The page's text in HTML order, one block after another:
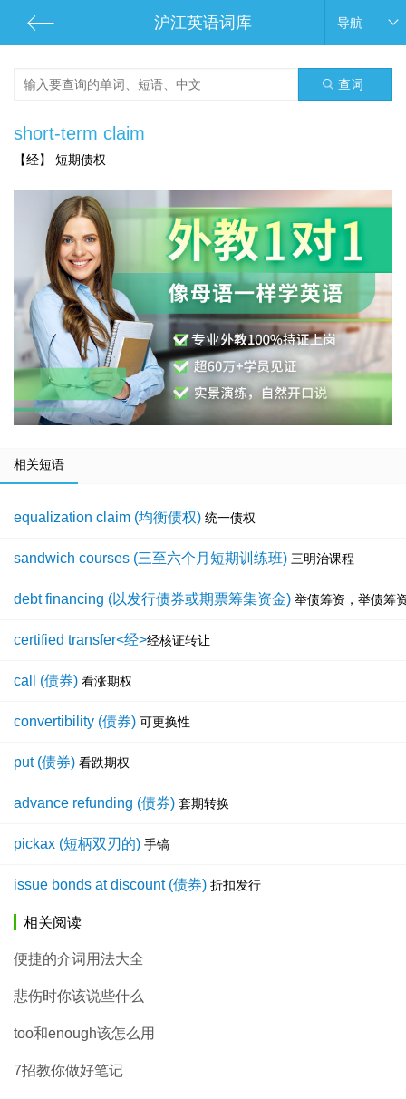
沪江英语词库 导航
查词
short-term claim
【经】 短期债权
相关短语
equalization claim (均衡债权) 统一债权
sandwich courses (三至六个月短期训练班) 三明治课程
debt financing (以发行债券或期票筹集资金) 举债筹资，举债筹
certified transfer<经>经核证转让
call (债券) 看涨期权
convertibility (债券) 可更换性
put (债券) 看跌期权
advance refunding (债券) 套期转换
pickax (短柄双刃的) 手镐
issue bonds at discount (债券) 折扣发行
相关阅读
便捷的介词用法大全
悲伤时你该说些什么
too和enough该怎么用
7招教你做好笔记